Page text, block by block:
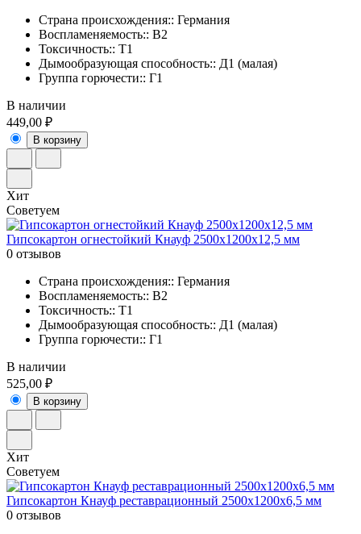
Страна происхождения:: Германия
Воспламеняемость:: В2
Токсичность:: Т1
Дымообразующая способность:: Д1 (малая)
Группа горючести:: Г1
В наличии
449,00 ₽
В корзину
Хит
Советуем
Гипсокартон огнестойкий Кнауф 2500х1200х12,5 мм
0 отзывов
Страна происхождения:: Германия
Воспламеняемость:: В2
Токсичность:: Т1
Дымообразующая способность:: Д1 (малая)
Группа горючести:: Г1
В наличии
525,00 ₽
В корзину
Хит
Советуем
Гипсокартон Кнауф реставрационный 2500х1200х6,5 мм
0 отзывов